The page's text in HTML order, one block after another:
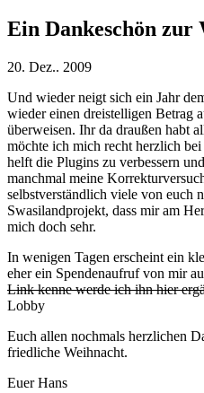
Ein Dankeschön zur
20. Dez.. 2009
Und wieder neigt sich ein Jahr
wieder einen dreistelligen Betrag
überweisen. Ihr da draußen habt
möchte ich mich recht herzlich
helft die Plugins zu verbessern
manchmal meine
selbstverständlich viele von euch
Swasilandprojekt, dass mir am
mich doch sehr.
In wenigen Tagen erscheint ein
eher ein Spendenaufruf von mir
Link kenne werde ich ihn hier
Lobby
Euch allen nochmals herzlichen
friedliche Weihnacht.
Euer Hans